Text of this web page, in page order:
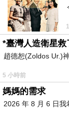
*臺灣人造衛星
趙德恕(Zoldos Ur.)
5 小時前
媽媽的需求
2026 年 8 月 6 日我